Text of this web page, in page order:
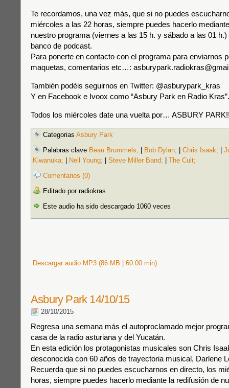
Te recordamos, una vez más, que si no puedes
miércoles a las 22 horas, siempre puedes hacerlo
nuestro programa (viernes a las 15 h. y sábado a las 01
banco de podcast.
Para ponerte en contacto con el programa para enviarnos
maquetas, comentarios etc…:
También podéis seguirnos en Twitter: @asburypark_kras
Y en Facebook e Ivoox como “Asbury Park en Radio Kras”.
Todos los miércoles date una vuelta por… ASBURY
Categorias Asbury Park
Palabras clave Beau Brummels; Bob Dylan; Chris Isaak;
Kiwanuka;
Neil Young; Steve Miller Band;
The Cult;
Comentarios (0)
Editado por radiokras
Este audio ha sido descargado 1060 veces
Descargar audio MP3 (86 MB | 60:00 min)
Asbury Park 14/10/15
28/10/2015
Regresa una semana más el autoproclamado mejor
casa de la radio asturiana y del Yucatán.
En esta edición los protagonistas musicales son Chris
desconocida con 60 años de trayectoria musical, Darlene
Recuerda que si no puedes escucharnos en directo, los
horas, siempre puedes hacerlo mediante la redifusión de